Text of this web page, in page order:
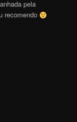
pela
recomendo